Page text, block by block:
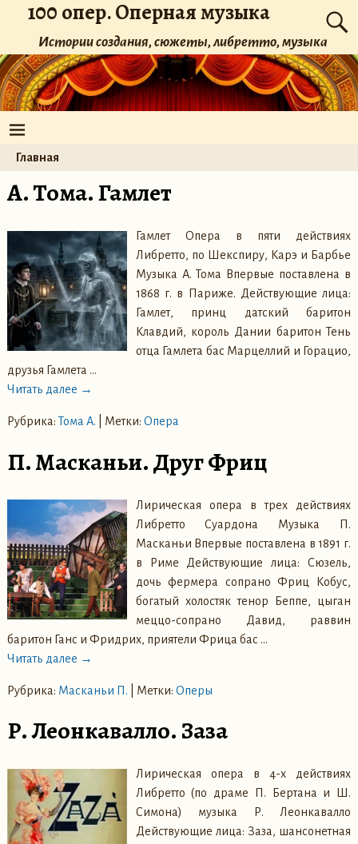
100 опер. Оперная музыка
Истории создания, сюжеты, либретто, музыка
Главная
А. Тома. Гамлет
Гамлет Опера в пяти действиях
Либретто, по Шекспиру, Карэ и Барбье
Музыка А. Тома Впервые поставлена в
1868 г. в Париже. Действующие лица:
Гамлет, принц датский баритон
Клавдий, король Дании баритон Тень
отца Гамлета бас Марцеллий и Горацио,
друзья Гамлета …
Читать далее →
Рубрика: Тома А. Метки: Опера
П. Масканьи. Друг Фриц
Лирическая опера в трех действиях
Либретто Суардона Музыка П.
Масканьи Впервые поставлена в 1891 г.
в Риме Действующие лица: Сюзель,
дочь фермера сопрано Фриц Кобус,
богатый холостяк тенор Беппе, цыган
меццо-сопрано Давид, раввин
баритон Ганс и Фридрих, приятели Фрица бас …
Читать далее →
Рубрика: Масканьи П. Метки: Оперы
Р. Леонкавалло. Заза
Лирическая опера в 4-х действиях
Либретто (по драме П. Бертана и Ш.
Симона) музыка Р. Леонкавалло
Действующие лица: Заза, шансонетная